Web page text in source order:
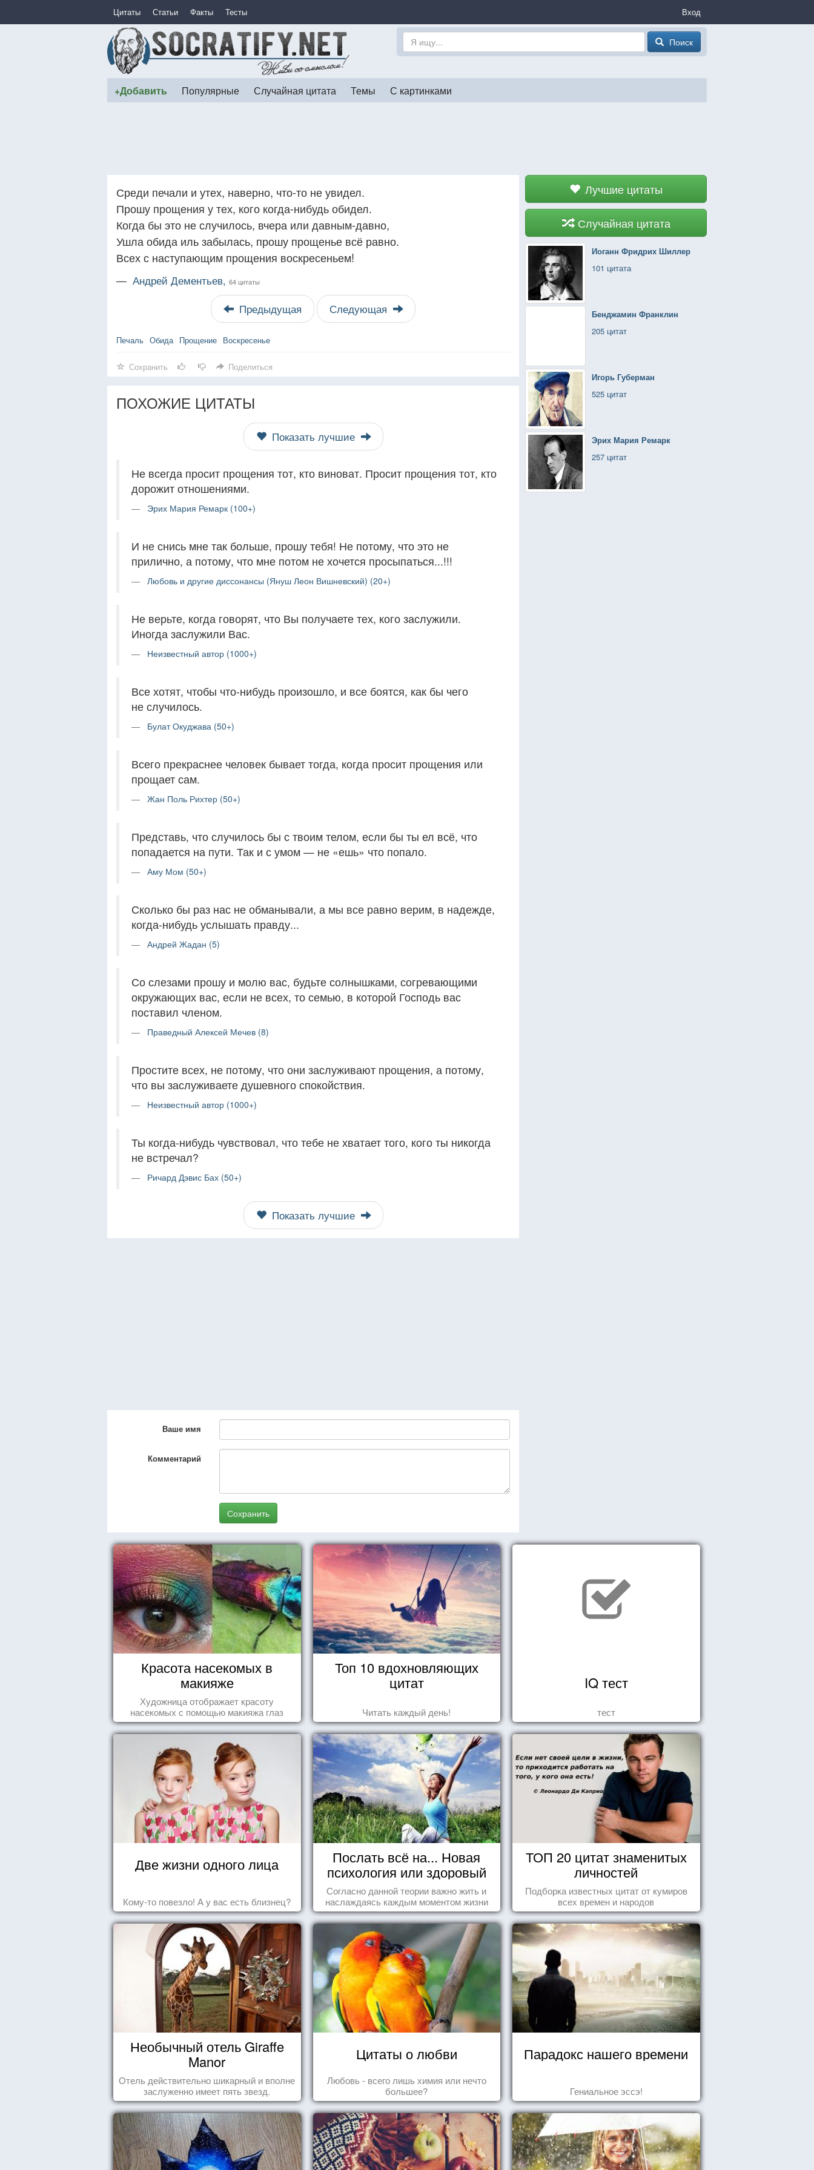
Цитаты Статьи Факты Тесты Вход
Поиск
+Добавить Популярные Случайная цитата Темы С картинками
Лучшие цитаты
Случайная цитата
Иоганн Фридрих Шиллер
101 цитата
Бенджамин Франклин
205 цитат
Игорь Губерман
525 цитат
Эрих Мария Ремарк
257 цитат
Среди печали и утех, наверно, что-то не увидел.
Прошу прощения у тех, кого когда-нибудь обидел.
Когда бы это не случилось, вчера или давным-давно,
Ушла обида иль забылась, прошу прощенье всё равно.
Всех с наступающим прощения воскресеньем!
— Андрей Дементьев, 64 цитаты
Предыдущая Следующая
Печаль Обида Прощение Воскресенье
Сохранить Поделиться
ПОХОЖИЕ ЦИТАТЫ
Показать лучшие
Не всегда просит прощения тот, кто виноват. Просит прощения тот, кто
дорожит отношениями.
Эрих Мария Ремарк (100+)
И не снись мне так больше, прошу тебя! Не потому, что это не
прилично, а потому, что мне потом не хочется просыпаться...!!!
Любовь и другие диссонансы (Януш Леон Вишневский) (20+)
Не верьте, когда говорят, что Вы получаете тех, кого заслужили.
Иногда заслужили Вас.
Неизвестный автор (1000+)
Все хотят, чтобы что-нибудь произошло, и все боятся, как бы чего
не случилось.
Булат Окуджава (50+)
Всего прекраснее человек бывает тогда, когда просит прощения или
прощает сам.
Жан Поль Рихтер (50+)
Представь, что случилось бы с твоим телом, если бы ты ел всё, что
попадается на пути. Так и с умом — не «ешь» что попало.
Аму Мом (50+)
Сколько бы раз нас не обманывали, а мы все равно верим, в надежде,
когда-нибудь услышать правду...
Андрей Жадан (5)
Со слезами прошу и молю вас, будьте солнышками, согревающими
окружающих вас, если не всех, то семью, в которой Господь вас
поставил членом.
Праведный Алексей Мечев (8)
Простите всех, не потому, что они заслуживают прощения, а потому,
что вы заслуживаете душевного спокойствия.
Неизвестный автор (1000+)
Ты когда-нибудь чувствовал, что тебе не хватает того, кого ты никогда
не встречал?
Ричард Дэвис Бах (50+)
Показать лучшие
Ваше имя
Комментарий
Сохранить
Красота насекомых в
макияже
Художница отображает красоту
насекомых с помощью макияжа глаз
Топ 10 вдохновляющих
цитат
Читать каждый день!
IQ тест
тест
Две жизни одного лица
Кому-то повезло! А у вас есть близнец?
Послать всё на... Новая
психология или здоровый
пофигизм.
Согласно данной теории важно жить и
наслаждаясь каждым моментом жизни
осознанно и с удовольствием. Как это,
попробуем разобраться на реальных
примерах.
ТОП 20 цитат знаменитых
личностей
Подборка известных цитат от кумиров
всех времен и народов
Необычный отель Giraffe
Manor
Отель действительно шикарный и вполне
заслуженно имеет пять звезд.
Цитаты о любви
Любовь - всего лишь химия или нечто
большее?
Парадокс нашего времени
Гениальное эссэ!